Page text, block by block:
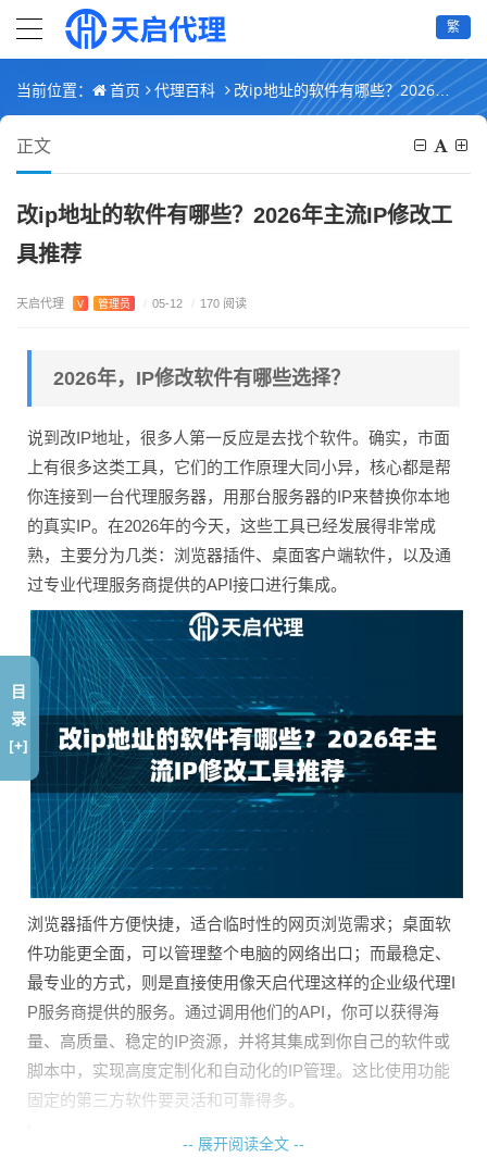
繁
当前位置： 首页 代理百科 改ip地址的软件有哪些？2026年主流IP修改工具推荐
正文
改ip地址的软件有哪些？2026年主流IP修改工
具推荐
天启代理 V 管理员 / 05-12 / 170 阅读
2026年，IP修改软件有哪些选择？
说到改IP地址，很多人第一反应是去找个软件。确实，市面
上有很多这类工具，它们的工作原理大同小异，核心都是帮
你连接到一台代理服务器，用那台服务器的IP来替换你本地
的真实IP。在2026年的今天，这些工具已经发展得非常成
熟，主要分为几类：浏览器插件、桌面客户端软件，以及通
过专业代理服务商提供的API接口进行集成。
浏览器插件方便快捷，适合临时性的网页浏览需求；桌面软
件功能更全面，可以管理整个电脑的网络出口；而最稳定、
最专业的方式，则是直接使用像天启代理这样的企业级代理I
P服务商提供的服务。通过调用他们的API，你可以获得海
量、高质量、稳定的IP资源，并将其集成到你自己的软件或
脚本中，实现高度定制化和自动化的IP管理。这比使用功能
固定的第三方软件要灵活和可靠得多。
为什么专业场景更推荐使用代理IP服务？
-- 展开阅读全文 --
目
录
[+]